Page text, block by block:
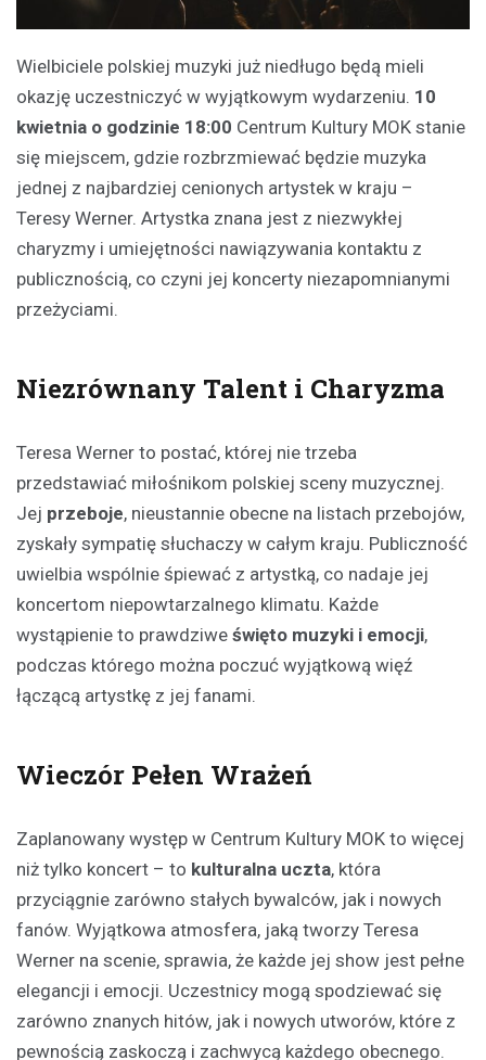
Wielbiciele polskiej muzyki już niedługo będą mieli
okazję uczestniczyć w wyjątkowym wydarzeniu. 10
kwietnia o godzinie 18:00 Centrum Kultury MOK stanie
się miejscem, gdzie rozbrzmiewać będzie muzyka
jednej z najbardziej cenionych artystek w kraju –
Teresy Werner. Artystka znana jest z niezwykłej
charyzmy i umiejętności nawiązywania kontaktu z
publicznością, co czyni jej koncerty niezapomnianymi
przeżyciami.
Niezrównany Talent i Charyzma
Teresa Werner to postać, której nie trzeba
przedstawiać miłośnikom polskiej sceny muzycznej.
Jej przeboje, nieustannie obecne na listach przebojów,
zyskały sympatię słuchaczy w całym kraju. Publiczność
uwielbia wspólnie śpiewać z artystką, co nadaje jej
koncertom niepowtarzalnego klimatu. Każde
wystąpienie to prawdziwe święto muzyki i emocji,
podczas którego można poczuć wyjątkową więź
łączącą artystkę z jej fanami.
Wieczór Pełen Wrażeń
Zaplanowany występ w Centrum Kultury MOK to więcej
niż tylko koncert – to kulturalna uczta, która
przyciągnie zarówno stałych bywalców, jak i nowych
fanów. Wyjątkowa atmosfera, jaką tworzy Teresa
Werner na scenie, sprawia, że każde jej show jest pełne
elegancji i emocji. Uczestnicy mogą spodziewać się
zarówno znanych hitów, jak i nowych utworów, które z
pewnością zaskoczą i zachwycą każdego obecnego.